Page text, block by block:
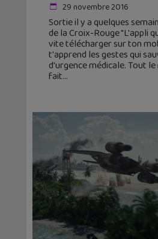
29 novembre 2016
Sortie il y a quelques
de la Croix-Rouge "L'appli
vite télécharger sur ton
t'apprend les gestes qui
d'urgence médicale. Tout
fait